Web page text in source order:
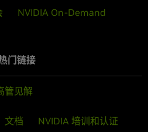
NVIDIA On-Demand
门链接
管见解
文档 NVIDIA 培训和认证